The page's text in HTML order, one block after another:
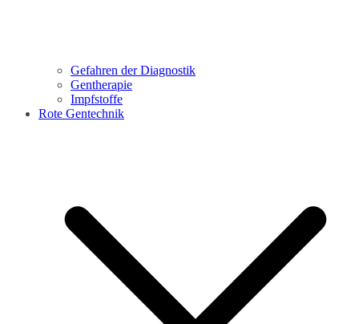
Gefahren der Diagnostik
Gentherapie
Impfstoffe
Rote Gentechnik